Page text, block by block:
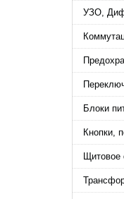
УЗО,
Блоки
Кнопки,
Щитовое